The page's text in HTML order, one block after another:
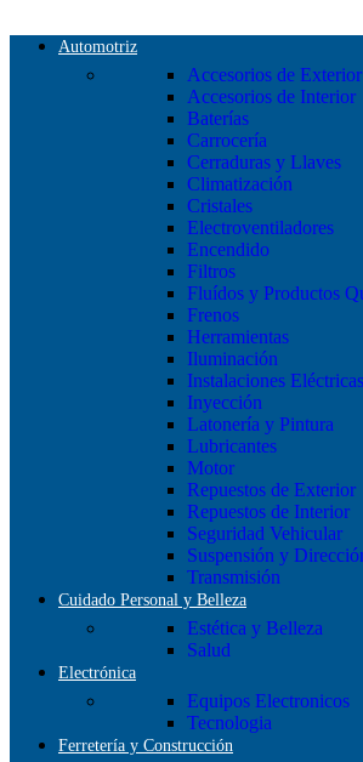
Automotriz
Accesorios de Exterior
Accesorios de Interior
Baterías
Carrocería
Cerraduras y Llaves
Climatización
Cristales
Electroventiladores
Encendido
Filtros
Fluídos y Productos
Frenos
Herramientas
Iluminación
Instalaciones Eléctricas
Inyección
Latonería y Pintura
Lubricantes
Motor
Repuestos de Exterior
Repuestos de Interior
Seguridad Vehicular
Suspensión y
Transmisión
Cuidado Personal y Belleza
Estética y Belleza
Salud
Electrónica
Equipos Electronicos
Tecnologia
Ferretería y Construcción